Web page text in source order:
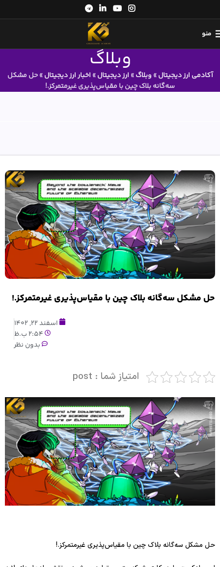
منو
وبلاگ
آکادمی ارز دیجیتال» وبلاگ» ارز دیجیتال» اخبار ارز دیجیتال»حل مشکل
سه‌گانه بلاک چین با مقیاس‌پذیری غیرمتمرکز.!
حل مشکل سه‌گانه بلاک چین با مقیاس‌پذیری غیرمتمرکز.!
اسفند 22, 1402
2:54 ب.ظ
بدون نظر
امتیاز شما : post
حل مشکل سه‌گانه بلاک چین با مقیاس‌پذیری غیرمتمرکز.!